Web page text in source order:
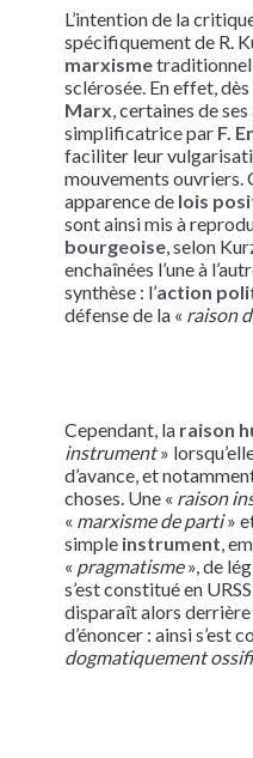
L’intention de la
spécifiquement de R.
marxisme
sclérosée. En effet,
Marx, certaines de
simplificatrice par F.
faciliter leur
mouvements ouvriers.
apparence de lois
sont ainsi mis à
bourgeoise, selon
enchaînées l’une à
synthèse : l’action
défense de la « raison
Cependant, la raison
instrument»
d’avance, et
choses. Une « raison
« marxisme de parti»
simple instrument,
« pragmatisme», de
s’est constitué en
disparaît alors derrière
d’énoncer : ainsi s’est
dogmatiquement